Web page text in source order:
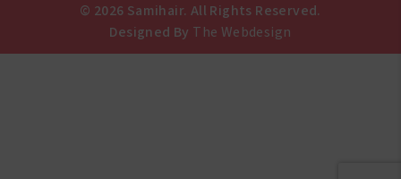
© 2026 Samihair. All Rights Reserved.
Designed By The Webdesign